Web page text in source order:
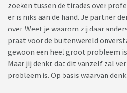
zoeken tussen de tirades over
er is niks aan de hand. Je partner
over. Weet je waarom zij daar
praat voor de buitenwereld
gewoon een heel groot probleem
Maar jij denkt dat dit vanzelf zal
probleem is. Op basis waarvan